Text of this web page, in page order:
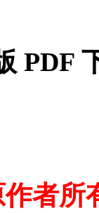
PDF
者